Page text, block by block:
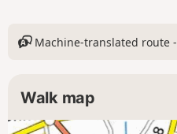
Machine-translated route -
Walk map